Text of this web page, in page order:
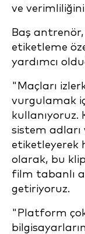
ve
Baş
etiketleme
yardımcı
"Maçları
vurgulamak
kullanıyoruz.
sistem
etiketleyerek
olarak, bu
film tabanlı
getiriyoruz.
"Platform çok